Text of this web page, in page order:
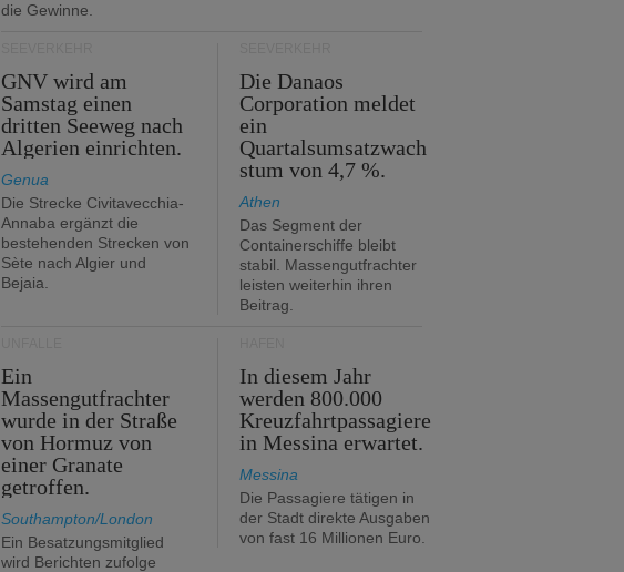
die Gewinne.
GNV wird am
Samstag einen
dritten Seeweg nach
Algerien einrichten.
Genua
Die Strecke Civitavecchia-
Annaba ergänzt die
bestehenden Strecken von
Sète nach Algier und
Bejaia.
Die Danaos
Corporation meldet
ein
Quartalsumsatzwach
stum von 4,7 %.
Athen
Das Segment der
Containerschiffe bleibt
stabil. Massengutfrachter
leisten weiterhin ihren
Beitrag.
Ein
Massengutfrachter
wurde in der Straße
von Hormuz von
einer Granate
getroffen.
Southampton/London
Ein Besatzungsmitglied
wird Berichten zufolge
In diesem Jahr
werden 800.000
Kreuzfahrtpassagiere
in Messina erwartet.
Messina
Die Passagiere tätigen in
der Stadt direkte Ausgaben
von fast 16 Millionen Euro.